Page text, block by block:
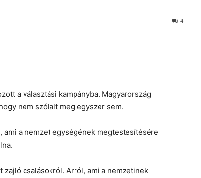
4
a választási kampányba. Magyarország
nem szólalt meg egyszer sem.
ami a nemzet egységének megtestesítésére
zajló csalásokról. Arról, ami a nemzetinek